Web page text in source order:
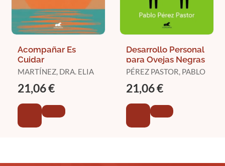
Acompañar Es
Cuidar
MARTÍNEZ, DRA. ELIA
21,06 €
Desarrollo Personal
para Ovejas Negras
PÉREZ PASTOR, PABLO
21,06 €